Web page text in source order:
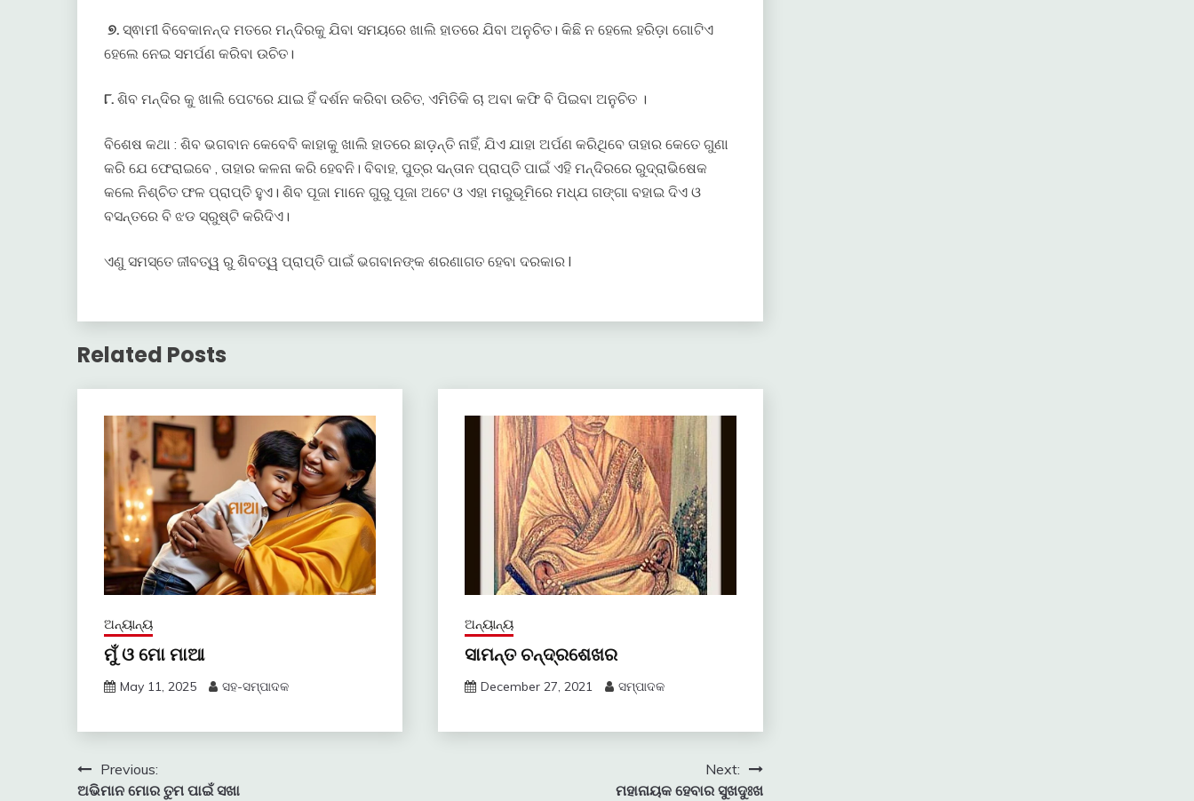
୭. ସ୍ଵାମୀ ବିବେକାନନ୍ଦ ମତରେ ମନ୍ଦିରକୁ ଯିବା ସମୟରେ ଖାଲି ହାତରେ ଯିବା ଅନୁଚିତ। କିଛି ନ ହେଲେ ହରିଡ଼ା ଗୋଟିଏ
ହେଲେ ନେଇ ସମର୍ପଣ କରିବା ଉଚିତ।
୮. ଶିବ ମନ୍ଦିର କୁ ଖାଲି ପେଟରେ ଯାଇ ହିଁ ଦର୍ଶନ କରିବା ଉଚିତ, ଏମିତିକି ଚା ଅବା କଫି ବି ପିଇବା ଅନୁଚିତ ।
ବିଶେଷ କଥା : ଶିବ ଭଗବାନ କେବେବି କାହାକୁ ଖାଲି ହାତରେ ଛାଡ଼ନ୍ତି ନାହିଁ, ଯିଏ ଯାହା ଅର୍ପଣ କରିଥିବେ ତାହାର କେତେ ଗୁଣା
କରି ଯେ ଫେରାଇବେ , ତାହାର କଳନା କରି ହେବନି। ବିବାହ, ପୁତ୍ର ସନ୍ତାନ ପ୍ରାପ୍ତି ପାଇଁ ଏହି ମନ୍ଦିରରେ ରୁଦ୍ରାଭିଷେକ
କଲେ ନିଶ୍ଚିତ ଫଳ ପ୍ରାପ୍ତି ହୁଏ। ଶିବ ପୂଜା ମାନେ ଗୁରୁ ପୂଜା ଅଟେ ଓ ଏହା ମରୁଭୂମିରେ ମଧ୍ଯ ଗଙ୍ଗା ବହାଇ ଦିଏ ଓ
ବସନ୍ତରେ ବି ଝଡ ସ୍ରୁଷ୍ଟି କରିଦିଏ।
ଏଣୁ ସମସ୍ତେ ଜୀବତ୍ୱ ରୁ ଶିବତ୍ୱ ପ୍ରାପ୍ତି ପାଇଁ ଭଗବାନଙ୍କ ଶରଣାଗତ ହେବା ଦରକାର l
Related Posts
ଅନ୍ୟାନ୍ୟ
ମୁଁ ଓ ମୋ ମାଆ
May 11, 2025 ସହ-ସମ୍ପାଦକ
ଅନ୍ୟାନ୍ୟ
ସାମନ୍ତ ଚନ୍ଦ୍ରଶେଖର
December 27, 2021 ସମ୍ପାଦକ
PostPrevious:
ଅଭିମାନ ମୋର ତୁମ ପାଇଁ ସଖା
Next:
ମହାନାୟକ ହେବାର ସୁଖଦୁଃଖ